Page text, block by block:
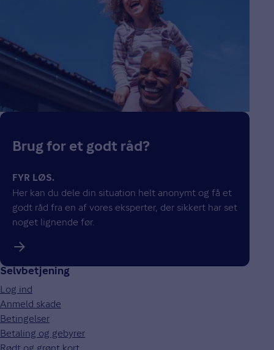
Brug for et godt råd?
FYR LØS.
Her kan du dele din situation helt anonymt og få et
godt råd fra en af vores eksperter, der sikkert har set
noget lignende før.
Selvbetjening
Log ind
Anmeld skade
Betingelser
Betaling og gebyrer
Rødt og grønt kort